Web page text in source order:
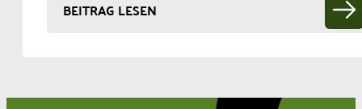
BEITRAG LESEN